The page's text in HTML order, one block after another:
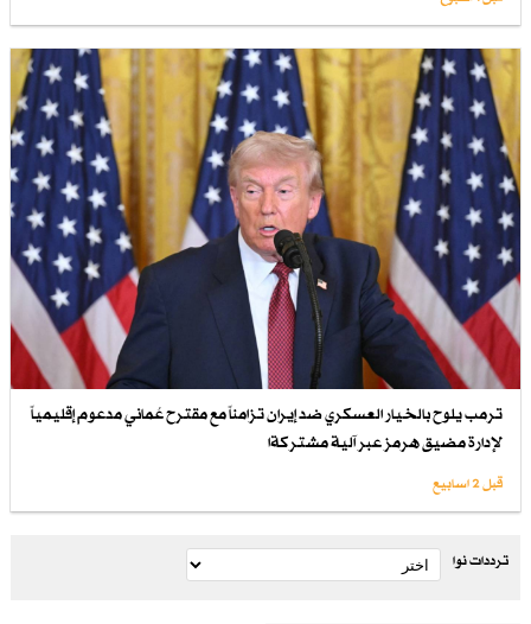
ترمب يلوح بالخيار العسكري ضد إيران تزامناً مع مقترح عُماني مدعوم إقليمياً
لإدارة مضيق هرمز عبر آلية مشتركةا
قبل 2 اسابیع
ترددات نوا